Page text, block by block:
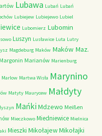
Lubawa Lubań Lubań
Lubiejew Lubiejewo Lubiel
Lubomierz Lubomin
Luszyn Lusławice Luta Lutry
Magdeburg Maków Maków Maz.
Marianów Marienburg
Marlow Martwa Wisła Marynino
Matyty Maurycew Małdyty
MańkiMdzewo Meißen
Mieczkowo Miedniewice Mielnica
Mieszki MikołajewMikołajki